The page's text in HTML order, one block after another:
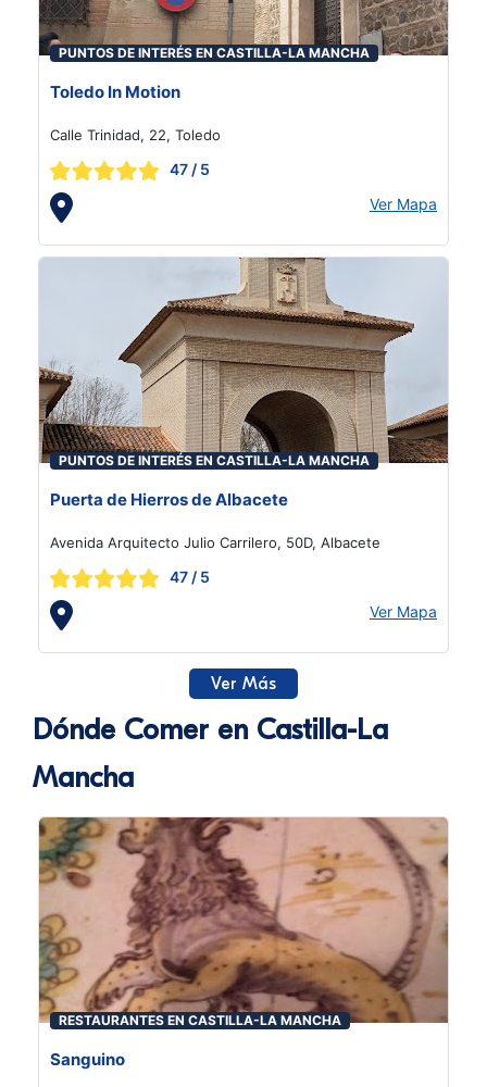
PUNTOS DE INTERÉS EN CASTILLA-LA MANCHA
Toledo In Motion
Calle Trinidad, 22, Toledo
47 / 5
Ver Mapa
PUNTOS DE INTERÉS EN CASTILLA-LA MANCHA
Puerta de Hierros de Albacete
Avenida Arquitecto Julio Carrilero, 50D, Albacete
47 / 5
Ver Mapa
Ver Más
Dónde Comer en Castilla-La
Mancha
RESTAURANTES EN CASTILLA-LA MANCHA
Sanguino